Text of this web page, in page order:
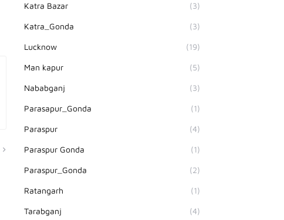
Katra Bazar (3)
Katra_Gonda (3)
Lucknow (19)
Man kapur (5)
Nababganj (3)
Parasapur_Gonda (1)
Paraspur (4)
Paraspur Gonda (1)
Paraspur_Gonda (2)
Ratangarh (1)
Tarabganj (4)